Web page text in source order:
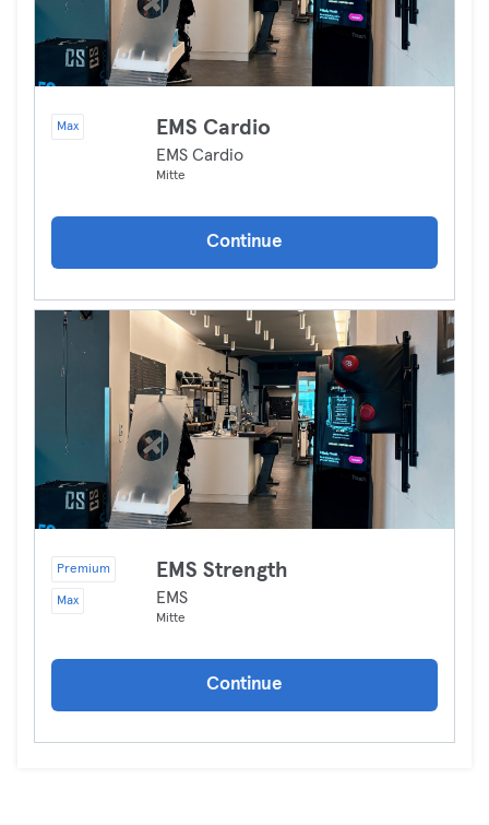
Max EMS Cardio
EMS Cardio
Mitte
Continue
Premium
Max
EMS Strength
EMS
Mitte
Continue